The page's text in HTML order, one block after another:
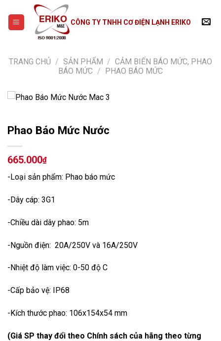
content
CÔNG TY TNHH CƠ ĐIỆN LẠNH ERIKO
TRANG CHỦ / SẢN PHẨM / CẢM BIẾN BÁO MỨC, PHAO
BÁO MỨC / PHAO BÁO MỨC
Phao Báo Mức Nước
665.000₫
-Loại sản phẩm: Phao báo mức
-Dây cáp: 3G1
-Chiều dài dây phao: 5m
-Nguồn điện: 20A/250V và 16A/250V
-Nhiệt độ làm việc: 0-50 độ C
-Cấp bảo vệ: IP68
-Kích thước phao: 106x154x54 mm
(Giá SP thay đổi theo Chính sách của hãng theo từng